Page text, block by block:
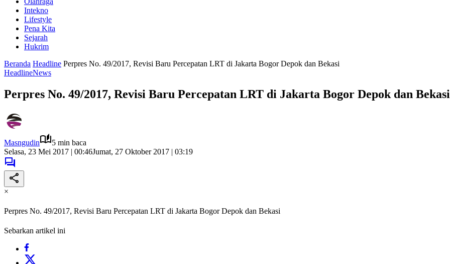
Intekno
Lifestyle
Pena Kita
Sejarah
Hukrim
Beranda Headline Perpres No. 49/2017, Revisi Baru Percepatan LRT di Jakarta Bogor Depok dan Bekasi
HeadlineNews
Perpres No. 49/2017, Revisi Baru Percepatan LRT di Jakarta Bogor Depok dan Bekasi
Masngudin
5 min baca
Selasa, 23 Mei 2017 | 00:46Jumat, 27 Oktober 2017 | 03:19
×
Perpres No. 49/2017, Revisi Baru Percepatan LRT di Jakarta Bogor Depok dan Bekasi
Sebarkan artikel ini